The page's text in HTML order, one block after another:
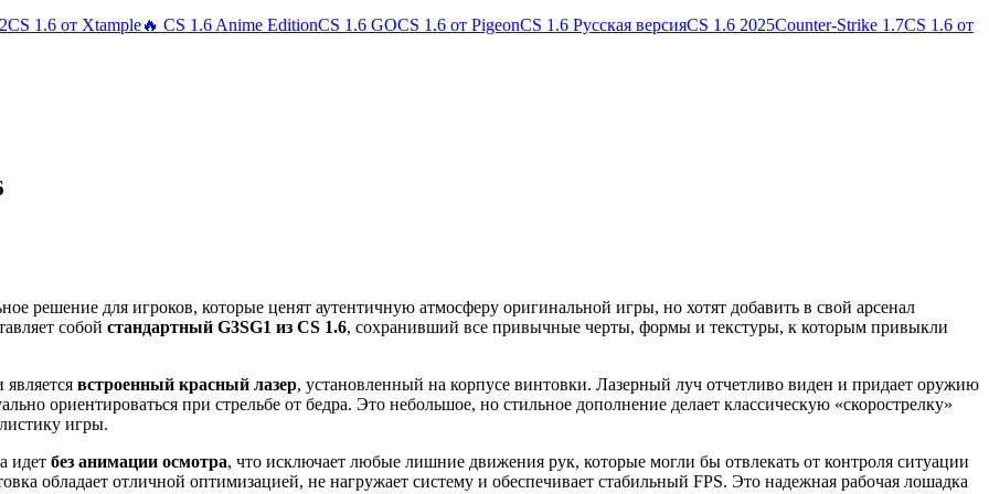
CS 1.6 от Xtample🔥 CS 1.6 Anime EditionCS 1.6 GOCS 1.6 от PigeonCS 1.6 Русская версияCS 1.6 2025Counter-Strike 1.7CS 1.6 от
решение для игроков, которые ценят аутентичную атмосферу оригинальной игры, но хотят добавить в свой арсенал
собой стандартный G3SG1 из CS 1.6, сохранивший все привычные черты, формы и текстуры, к которым привыкли
встроенный красный лазер, установленный на корпусе винтовки. Лазерный луч отчетливо виден и придает оружию
ориентироваться при стрельбе от бедра. Это небольшое, но стильное дополнение делает классическую «скорострелку»
игры.
идет без анимации осмотра, что исключает любые лишние движения рук, которые могли бы отвлекать от контроля ситуации
обладает отличной оптимизацией, не нагружает систему и обеспечивает стабильный FPS. Это надежная рабочая лошадка